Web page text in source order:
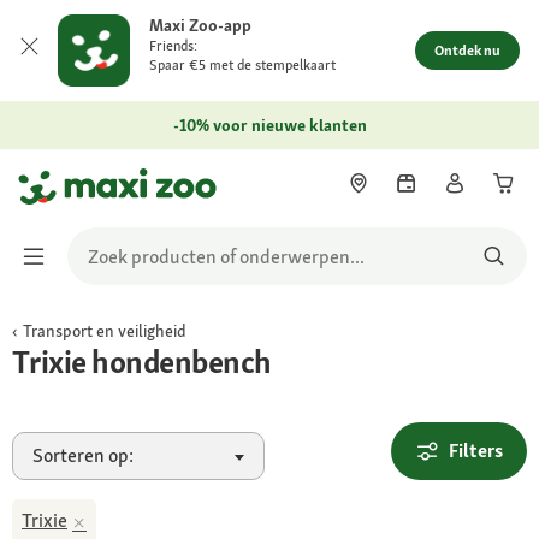
Maxi Zoo-app
Friends:
Spaar €5 met de stempelkaart
Ontdek nu
-10% voor nieuwe klanten
Transport en veiligheid
Trixie hondenbench
Sorteren op: Filters
Trixie